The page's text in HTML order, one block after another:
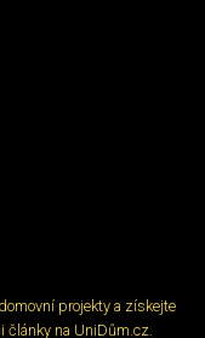
projekty a získejte
články na UniDům.cz.